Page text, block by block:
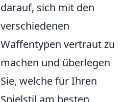
darauf, sich mit den
verschiedenen
Waffentypen vertraut zu
machen und überlegen
Sie, welche für Ihren